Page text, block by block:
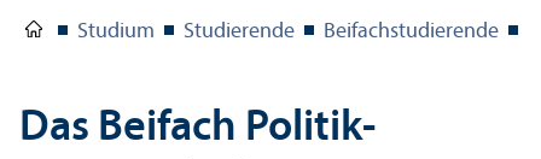
Studium Studierende Beifach­studierende
Das Beifach Politik­